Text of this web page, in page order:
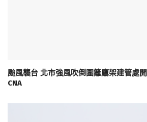
颱風襲台 北市強風吹倒圍籬鷹架建管處
CNA